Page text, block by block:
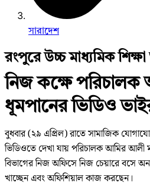
সারাদেশ
রংপুরে উচ্চ মাধ্যমিক
নিজ কক্ষে
ধূমপানের ভিডিও
বুধবার (২৯ এপ্রিল) রাতে সামাজিক
ভিডিওতে দেখা যায় পরিচালক আমির আলী
বিভাগের নিজ অফিসে নিজ চেয়ারে বসে
খাচ্ছেন এবং অফিশিয়াল কাজ করছেন।